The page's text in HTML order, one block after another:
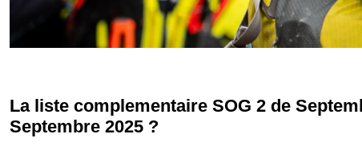
La liste complementaire SOG 2 de
Septembre 2025 ?